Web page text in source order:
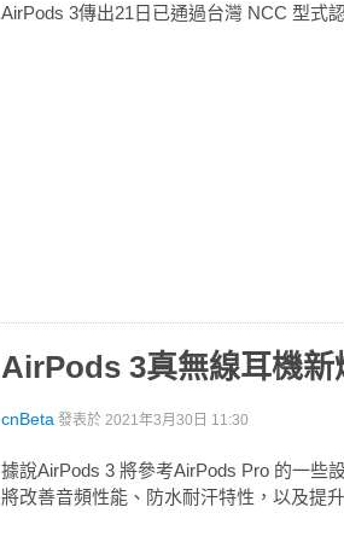
AirPods 3傳出21日已通過台灣 NCC 型式
AirPods 3真無線耳機新
cnBeta 發表於 2021年3月30日 11:30
據說AirPods 3 將參考AirPods Pro 的一些
將改善音頻性能、防水耐汗特性，以及提